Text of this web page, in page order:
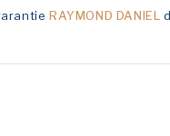
RAYMOND DANIEL